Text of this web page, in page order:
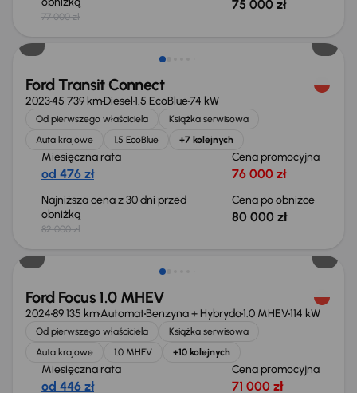
77 000 zł
75 000 zł
Taniej o 2 000 zł
Ford Transit Connect
202345 739 kmDiesel1.5 EcoBlue74 kW
Od pierwszego właściciela
Książka serwisowa
Auta krajowe
1.5 EcoBlue +7 kolejnych
Miesięczna rata
od 476 zł
Cena promocyjna
76 000 zł
Najniższa cena z 30 dni przed
obniżką
82 000 zł
Cena po obniżce
80 000 zł
Taniej o 2 000 zł
Ford Focus 1.0 MHEV
202489 135 kmAutomatBenzyna + Hybryda1.0 MHEV114 kW
Od pierwszego właściciela
Książka serwisowa
Auta krajowe
1.0 MHEV +10 kolejnych
Miesięczna rata
od 446 zł
Cena promocyjna
71 000 zł